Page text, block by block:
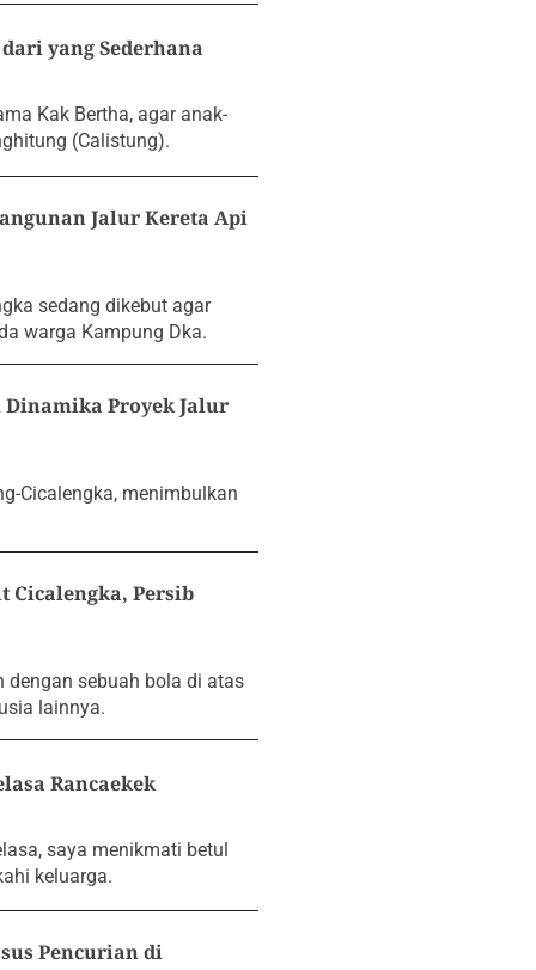
dari yang Sederhana
Kak Bertha, agar anak-
(Calistung).
Jalur Kereta Api
sedang dikebut agar
warga Kampung Dka.
Dinamika Proyek Jalur
Cicalengka, menimbulkan
Cicalengka, Persib
dengan sebuah bola di atas
lainnya.
Rancaekek
saya menikmati betul
keluarga.
Pencurian di